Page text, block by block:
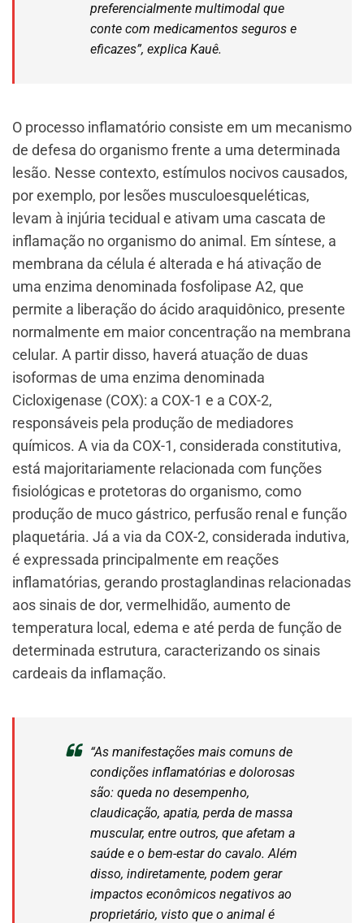
preferencialmente multimodal que
conte com medicamentos seguros e
eficazes”, explica Kauê.
O processo inflamatório consiste em um mecanismo
de defesa do organismo frente a uma determinada
lesão. Nesse contexto, estímulos nocivos causados,
por exemplo, por lesões musculoesqueléticas,
levam à injúria tecidual e ativam uma cascata de
inflamação no organismo do animal. Em síntese, a
membrana da célula é alterada e há ativação de
uma enzima denominada fosfolipase A2, que
permite a liberação do ácido araquidônico, presente
normalmente em maior concentração na membrana
celular. A partir disso, haverá atuação de duas
isoformas de uma enzima denominada
Cicloxigenase (COX): a COX-1 e a COX-2,
responsáveis pela produção de mediadores
químicos. A via da COX-1, considerada constitutiva,
está majoritariamente relacionada com funções
fisiológicas e protetoras do organismo, como
produção de muco gástrico, perfusão renal e função
plaquetária. Já a via da COX-2, considerada indutiva,
é expressada principalmente em reações
inflamatórias, gerando prostaglandinas relacionadas
aos sinais de dor, vermelhidão, aumento de
temperatura local, edema e até perda de função de
determinada estrutura, caracterizando os sinais
cardeais da inflamação.
“As manifestações mais comuns de
condições inflamatórias e dolorosas
são: queda no desempenho,
claudicação, apatia, perda de massa
muscular, entre outros, que afetam a
saúde e o bem-estar do cavalo. Além
disso, indiretamente, podem gerar
impactos econômicos negativos ao
proprietário, visto que o animal é